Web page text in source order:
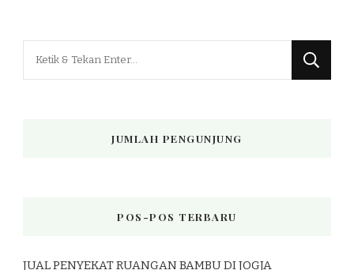
JUMLAH PENGUNJUNG
POS-POS TERBARU
JUAL PENYEKAT RUANGAN BAMBU DI JOGJA